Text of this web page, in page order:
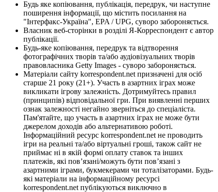
Будь яке копіювання, публікація, передрук, чи наступне
поширення інформації, що містить посилання на
"Інтерфакс-Україна", EPA / UPG, суворо забороняється.
Власник веб-сторінки в розділі Я-Корреспондент є автор
публікації.
Будь-яке копіювання, передрук та відтворення
фотографічних творів та/або аудіовізуальних творів
правовласника Getty Images - суворо забороняється.
Матеріали сайту korrespondent.net призначені для осіб
старше 21 року (21+). Участь в азартних іграх може
викликати ігрову залежність. Дотримуйтесь правил
(принципів) відповідальної гри. При виявленні перших
ознак залежності негайно зверніться до спеціаліста.
Пам'ятайте, що участь в азартних іграх не може бути
джерелом доходів або альтернативою роботі.
Інформаційний ресурс korrespondent.net не проводить
ігри на реальні та/або віртуальні гроші, також сайт не
приймає ні в якій формі оплату ставок та інших
платежів, які пов’язані/можуть бути пов’язані з
азартними іграми, букмекерами чи тоталізаторами. Будь-
які матеріали на інформаційному ресурсі
korrespondent.net публікуються виключно в